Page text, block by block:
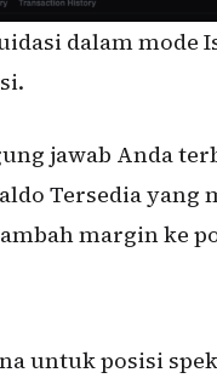
dalam mode
jawab Anda
Tersedia
margin ke
untuk posisi